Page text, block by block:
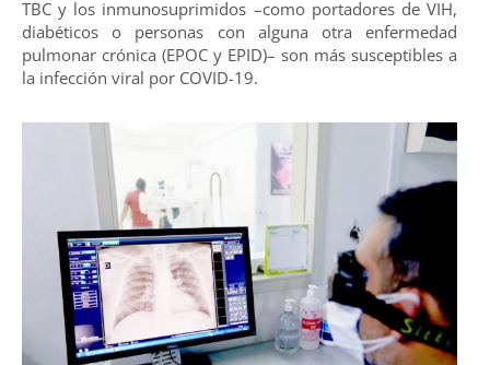
TBC y los inmunosuprimidos –como portadores de VIH,
diabéticos o personas con alguna otra enfermedad
pulmonar crónica (EPOC y EPID)– son más susceptibles a
la infección viral por COVID-19.